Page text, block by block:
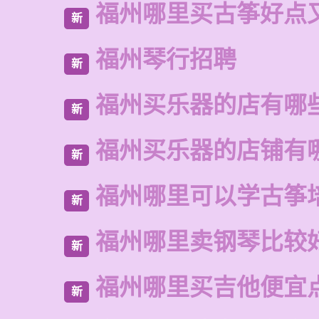
新 福州哪里买古筝好点
新 福州琴行招聘
新 福州买乐器的店有哪
新 福州买乐器的店铺有
新 福州哪里可以学古筝
新 福州哪里卖钢琴比较
新 福州哪里买吉他便宜